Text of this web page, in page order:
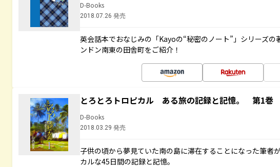
D-Books
2018.07.26 発売
英会話本でおなじみの「Kayoの“秘密のノート”」シリーズの
ンドン南東の田舎町をご紹介！
とろとろトロピカル ある旅の記録と記憶。 第1巻
D-Books
2018.03.29 発売
子供の頃から夢見ていた南の島に滞在することになった筆者
カルな45日間の記録と記憶。